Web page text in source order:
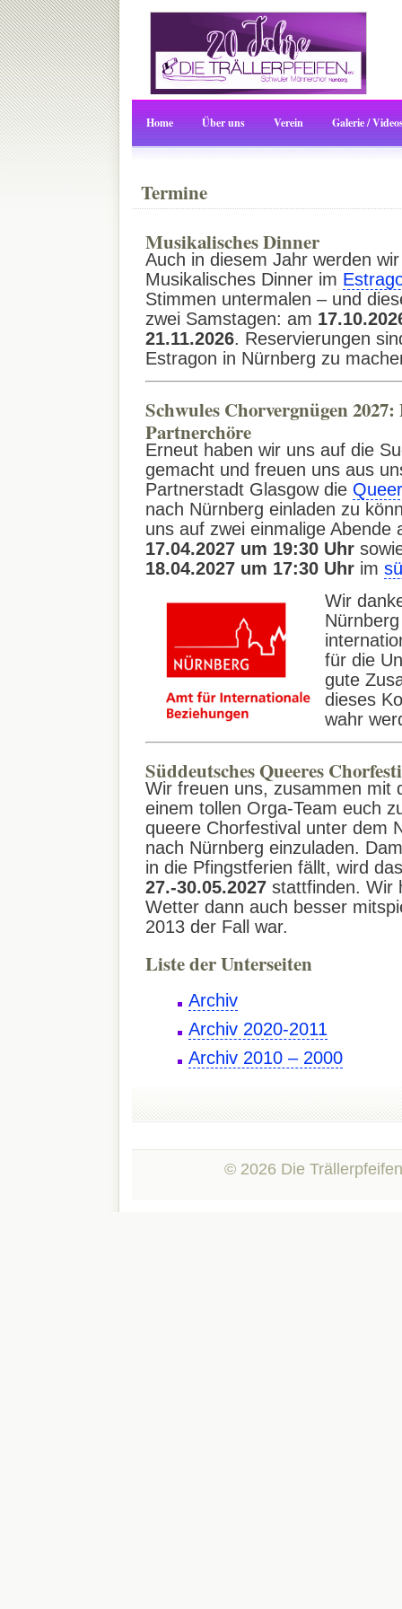
Home Über uns Verein Galerie /
Termine
Musikalisches Dinner
Auch in diesem Jahr werden
Musikalisches Dinner im
Stimmen untermalen – und
zwei Samstagen: am
21.11.2026. Reservierungen
Estragon in Nürnberg zu
Schwules Chorvergnügen
Partnerchöre
Erneut haben wir uns auf die
gemacht und freuen uns aus
Partnerstadt Glasgow die
nach Nürnberg einladen zu
uns auf zwei einmalige Abende
17.04.2027 um 19:30 Uhr
18.04.2027 um 17:30 Uhrim
Wir
für die
gute
dieses
wahr
Süddeutsches Queeres
Wir freuen uns, zusammen mit
einem tollen Orga-Team euch
queere Chorfestival unter dem
nach Nürnberg einzuladen.
in die Pfingstferien fällt, wird
27.-30.05.2027stattfinden. Wir
Wetter dann auch besser
2013 der Fall war.
Liste der Unterseiten
Archiv
Archiv 2020-2011
Archiv 2010 – 2000
© 2026 Die